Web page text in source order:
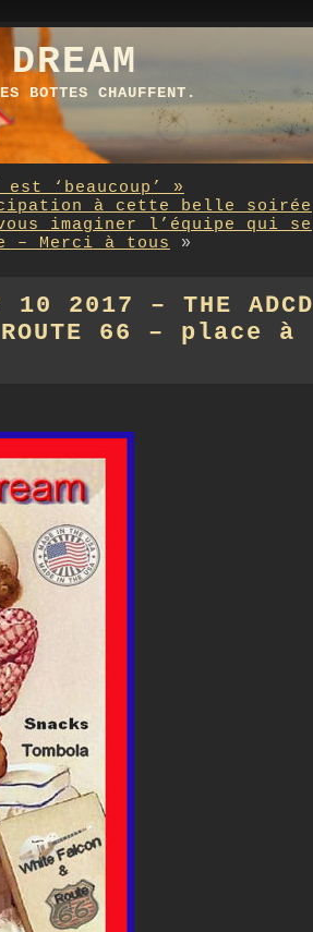
BOTTES CHAUFFENT.
‘beaucoup’ »
à cette belle soirée
imaginer l’équipe qui se
– Merci à tous
»
10 2017 – THE ADCD
ROUTE 66 – place à